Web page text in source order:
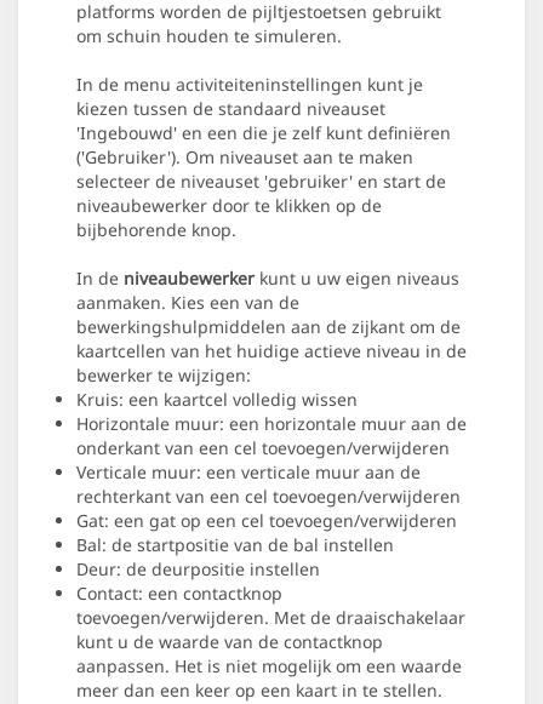
platforms worden de pijltjestoetsen gebruikt
om schuin houden te simuleren.
In de menu activiteiteninstellingen kunt je
kiezen tussen de standaard niveauset
'Ingebouwd' en een die je zelf kunt definiëren
('Gebruiker'). Om niveauset aan te maken
selecteer de niveauset 'gebruiker' en start de
niveaubewerker door te klikken op de
bijbehorende knop.
In de niveaubewerker kunt u uw eigen niveaus
aanmaken. Kies een van de
bewerkingshulpmiddelen aan de zijkant om de
kaartcellen van het huidige actieve niveau in de
bewerker te wijzigen:
Kruis: een kaartcel volledig wissen
Horizontale muur: een horizontale muur aan de
onderkant van een cel toevoegen/verwijderen
Verticale muur: een verticale muur aan de
rechterkant van een cel toevoegen/verwijderen
Gat: een gat op een cel toevoegen/verwijderen
Bal: de startpositie van de bal instellen
Deur: de deurpositie instellen
Contact: een contactknop
toevoegen/verwijderen. Met de draaischakelaar
kunt u de waarde van de contactknop
aanpassen. Het is niet mogelijk om een waarde
meer dan een keer op een kaart in te stellen.